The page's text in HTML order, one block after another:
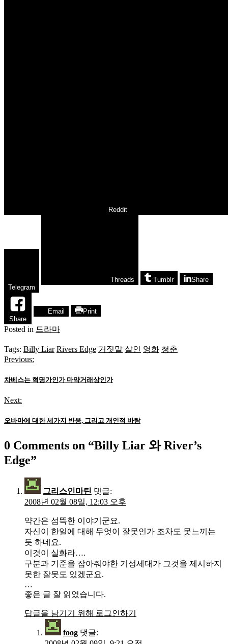
Reddit
Telegram
Threads Tumblr Share
Share
Email Print
Posted in 드라마
Tags: Billy Liar Rivers Edge 거짓말 살인 영화 청춘
글
탐
색
Previous:
차베스는 혁명가인가 마약거래상인가
Next:
오바마에 대한 세가지 반응, 그리고 개인적 바람
0 Comments on “Billy Liar 와 River’s
Edge”
그리스인마틴 댓글:
2008년 02월 08일, 12:03 오후
약간은 섬뜩한 이야기군요.
자신이 한일에 대해 무엇이 잘못인가 조차도 못느끼는
듯 하네요.
이것이 실화라….
구분과 기준을 잡아줘야한 기성세대가 그것을 제시하지
못한 잘못도 있겠군요.
…
좋은 글 잘 읽었습니다.
답글을 남기기 위해 로그인하기
foog 댓글: